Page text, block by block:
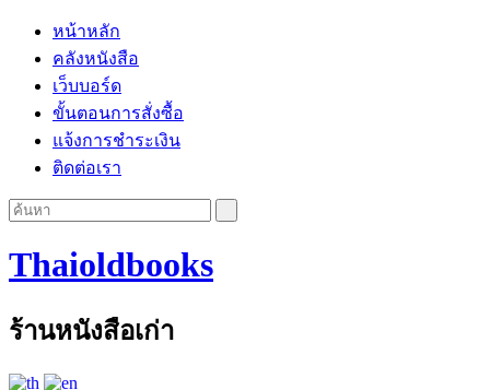
หน้าหลัก
คลังหนังสือ
เว็บบอร์ด
ขั้นตอนการสั่งซื้อ
แจ้งการชำระเงิน
ติดต่อเรา
Thaioldbooks
ร้านหนังสือเก่า